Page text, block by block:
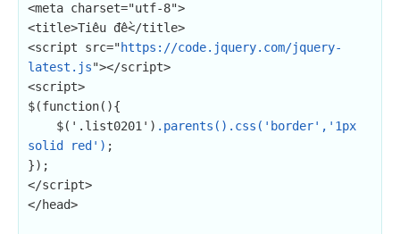
<meta charset="utf-8">
<title>Tiêu đề</title>
<script src="https://code.jquery.com/jquery-
latest.js"></script>
<script>
$(function(){
    $('.list0201')
.parents().css('border','1px
solid red') ;
});
</script>
</head>